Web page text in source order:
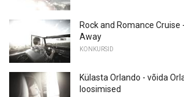
Rock and Romance Cruise
Away
KONKURSID
Külasta Orlando - võida
loosimised